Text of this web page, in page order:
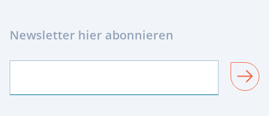
Newsletter hier abonnieren
SENDEN